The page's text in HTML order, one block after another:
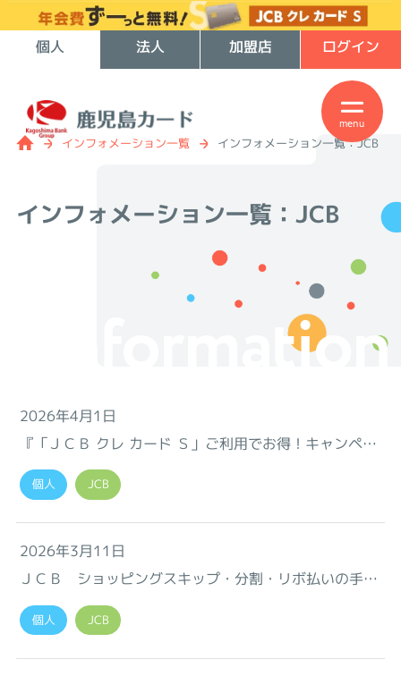
個人 法人 加盟店 ログイン
menu
インフォメーション一覧 インフォメーション一覧：JCB
Information
インフォメーション一覧： JCB
2026年4月1日
『「ＪＣＢ クレ カード Ｓ」ご利用でお得！キャンペー
ン』のお知らせ♪
個人 JCB
2026年3月11日
ＪＣＢ ショッピングスキップ・分割・リボ払いの手数
料率改定のお知らせ
個人 JCB